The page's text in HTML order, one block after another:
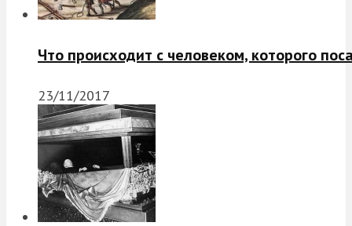
Что происходит с человеком, которого
23/11/2017